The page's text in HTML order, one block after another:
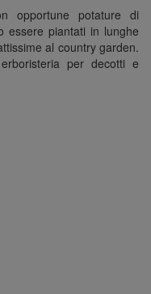
opportune potature di
essere piantati in lunghe
al country garden.
per decotti e